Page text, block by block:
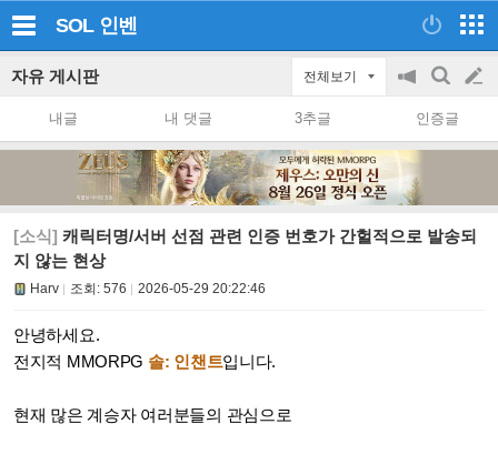
SOL 인벤
자유 게시판 전체보기
공
on/off
검
색
글
쓰
내글 내 댓글 3추글 인증글
[소식] 캐릭터명/서버 선점 관련 인증 번호가 간헐적으로 발송되
지 않는 현상
Harv 조회: 576 2026-05-29 20:22:46
안녕하세요.
전지적 MMORPG 솔: 인챈트입니다.
현재 많은 계승자 여러분들의 관심으로